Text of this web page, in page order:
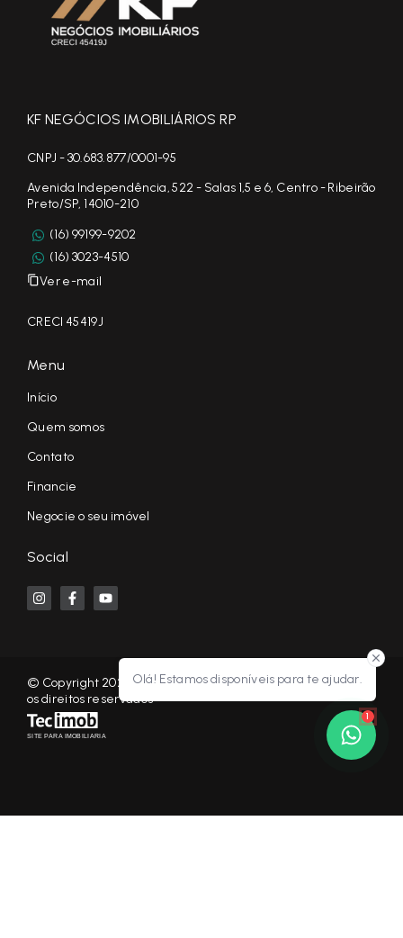
Olá! Estamos disponíveis para te ajudar.
1
KF NEGÓCIOS IMOBILIÁRIOS RP
CNPJ - 30.683.877/0001-95
Avenida Independência, 522 - Salas 1,5 e 6, Centro - Ribeirão
Preto/SP, 14010-210
(16) 99199-9202
(16) 3023-4510
Ver e-mail
CRECI 45419J
Menu
Início
Quem somos
Contato
Financie
Negocie o seu imóvel
Social
© Copyright 2026 - KF NEGÓCIOS IMOBILIÁRIOS RP - Todos
os direitos reservados
SITE PARA IMOBILIARIA